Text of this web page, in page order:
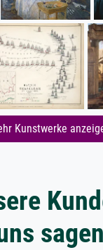
Kunstwerke
sagen